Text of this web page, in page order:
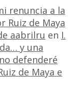
renuncia a la
Ruiz de Maya
aabrilru en I.
y una
defenderé
de Maya e